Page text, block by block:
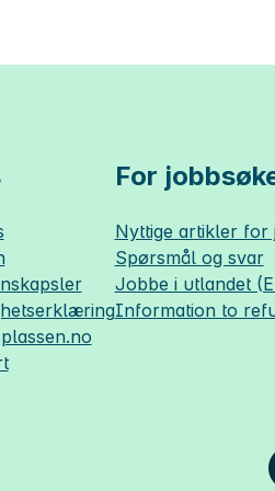
For
Nyttige artikler for
Spørsmål og svar
Jobbe i utlandet
Information to